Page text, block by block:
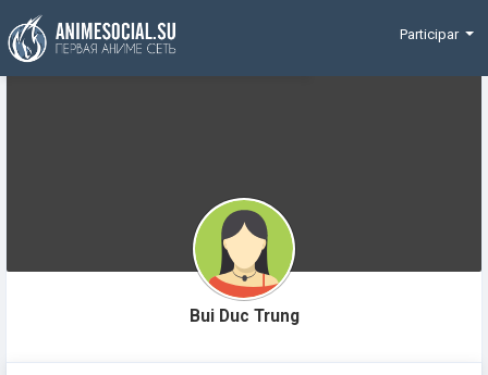
Funding
Participar
Bui Duc Trung